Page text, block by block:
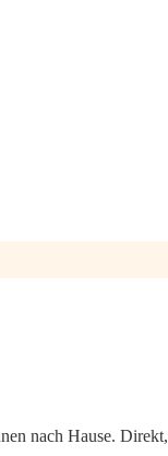
nach Hause. Direkt,